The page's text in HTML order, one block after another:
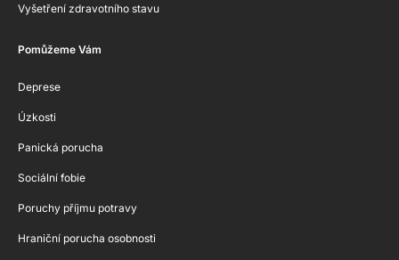
Vyšetření zdravotního stavu
Pomůžeme Vám
Deprese
Úzkosti
Panická porucha
Sociální fobie
Poruchy příjmu potravy
Hraniční porucha osobnosti